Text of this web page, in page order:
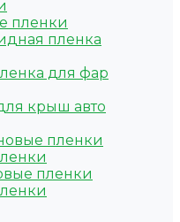
пленки
пленка
для фар
крыш авто
пленки
пленки